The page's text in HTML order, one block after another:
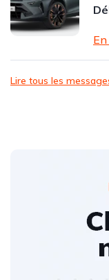
Lire tous les